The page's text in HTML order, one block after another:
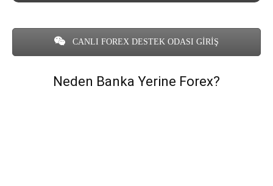
CANLI FOREX DESTEK ODASI GİRİŞ
Neden Banka Yerine Forex?